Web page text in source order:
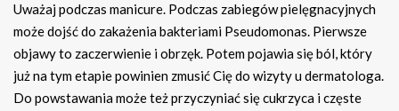
Uważaj podczas manicure. Podczas zabiegów pielęgnacyjnych
może dojść do zakażenia bakteriami Pseudomonas. Pierwsze
objawy to zaczerwienie i obrzęk. Potem pojawia się ból, który
już na tym etapie powinien zmusić Cię do wizyty u dermatologa.
Do powstawania może też przyczyniać się cukrzyca i częste